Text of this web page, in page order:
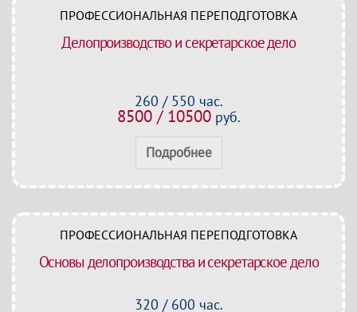
ПРОФЕССИОНАЛЬНАЯ ПЕРЕПОДГОТОВКА
Делопроизводство и секретарское дело
260 / 550 час.
8500 / 10500руб.
Подробнее
ПРОФЕССИОНАЛЬНАЯ ПЕРЕПОДГОТОВКА
Основы делопроизводства и секретарское дело
320 / 600 час.